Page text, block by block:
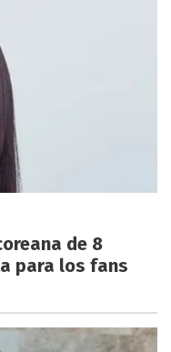
de 8
para los fans